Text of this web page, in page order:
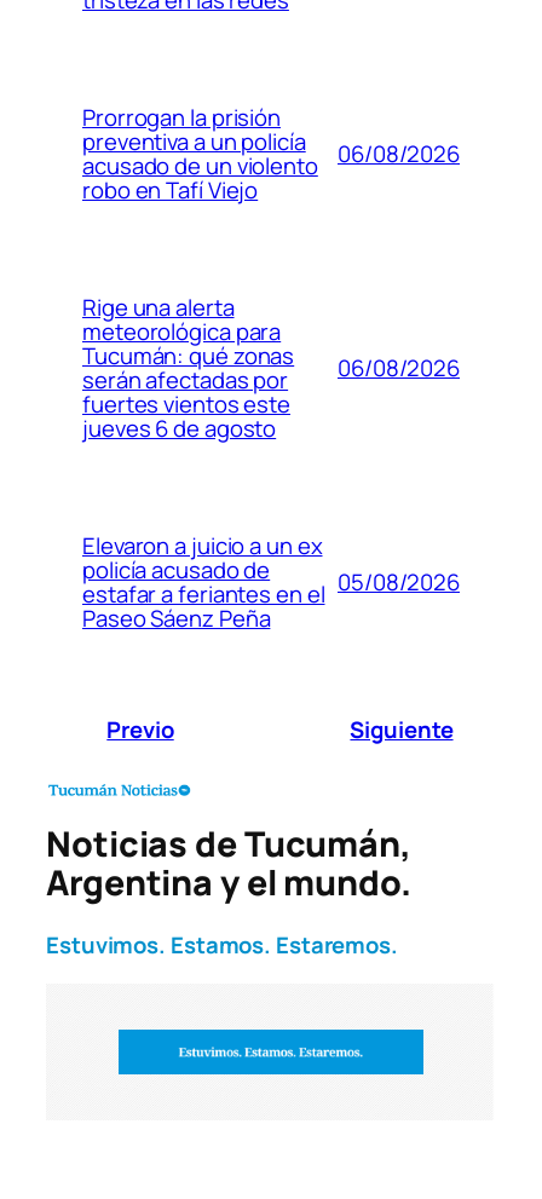
Prorrogan la prisión
preventiva a un policía
acusado de un violento
robo en Tafí Viejo
06/08/2026
Rige una alerta
meteorológica para
Tucumán: qué zonas
serán afectadas por
fuertes vientos este
jueves 6 de agosto
06/08/2026
Elevaron a juicio a un ex
policía acusado de
estafar a feriantes en el
Paseo Sáenz Peña
05/08/2026
Previo Siguiente
Noticias de Tucumán,
Argentina y el mundo.
Estuvimos. Estamos. Estaremos.